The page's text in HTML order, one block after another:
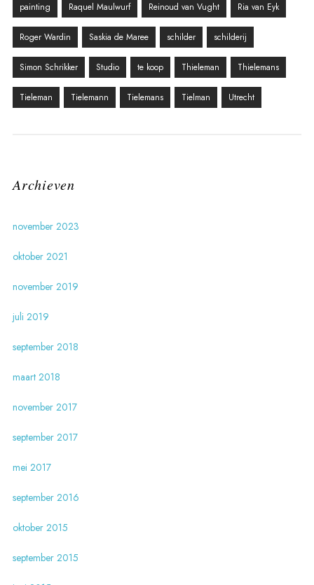
painting Raquel Maulwurf Reinoud van Vught Ria van Eyk
Roger Wardin Saskia de Maree schilder schilderij
Simon Schrikker Studio te koop Thieleman Thielemans
Tieleman Tielemann Tielemans Tielman Utrecht
Archieven
november 2023
oktober 2021
november 2019
juli 2019
september 2018
maart 2018
november 2017
september 2017
mei 2017
september 2016
oktober 2015
september 2015